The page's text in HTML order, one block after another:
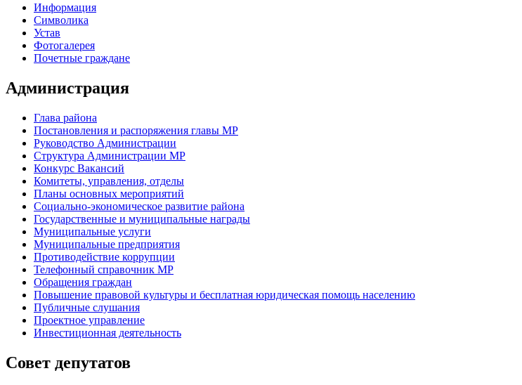
Информация
Символика
Устав
Фотогалерея
Почетные граждане
Администрация
Глава района
Постановления и распоряжения главы МР
Руководство Администрации
Структура Администрации МР
Конкурс Вакансий
Комитеты, управления, отделы
Планы основных мероприятий
Социально-экономическое развитие района
Государственные и муниципальные награды
Муниципальные услуги
Муниципальные предприятия
Противодействие коррупции
Телефонный справочник МР
Обращения граждан
Повышение правовой культуры и бесплатная юридическая помощь населению
Публичные слушания
Проектное управление
Инвестиционная деятельность
Совет депутатов